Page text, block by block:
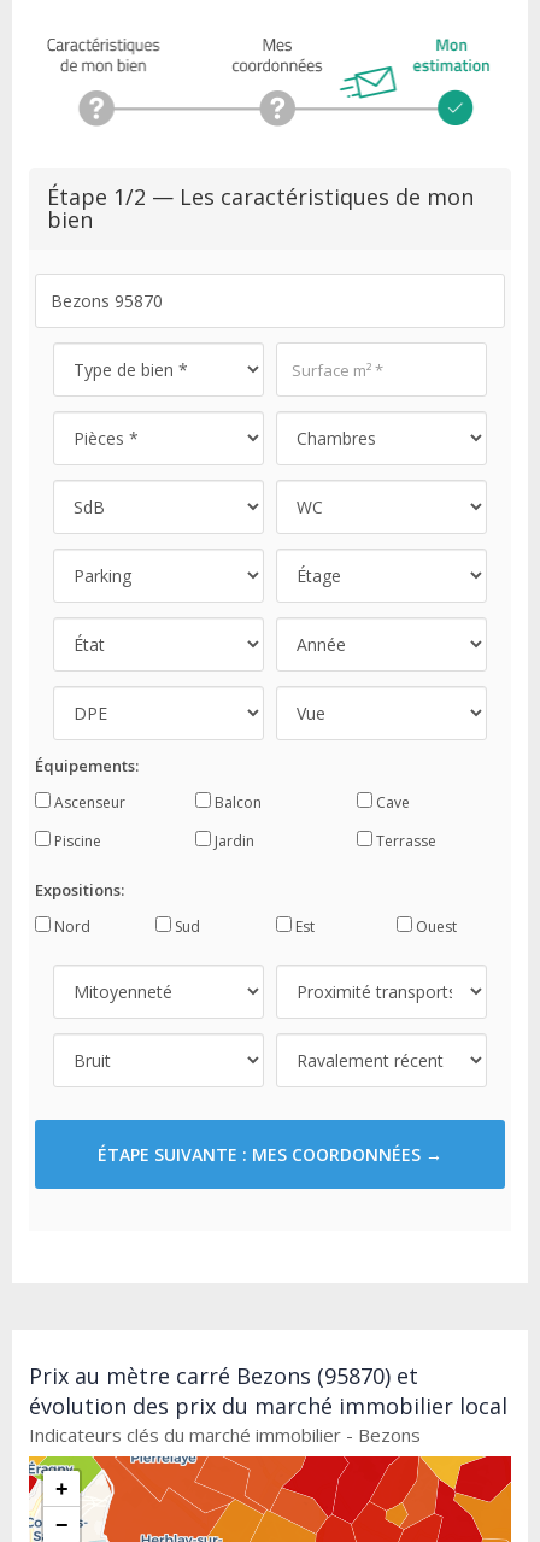
Étape 1/2 — Les caractéristiques de mon
bien
Équipements:
Ascenseur Balcon
Cave
Piscine
Jardin Terrasse
Expositions:
Nord Sud Est Ouest
ÉTAPE SUIVANTE : MES COORDONNÉES →
Prix au mètre carré Bezons (95870) et
évolution des prix du marché immobilier local
Indicateurs clés du marché immobilier - Bezons
+
−